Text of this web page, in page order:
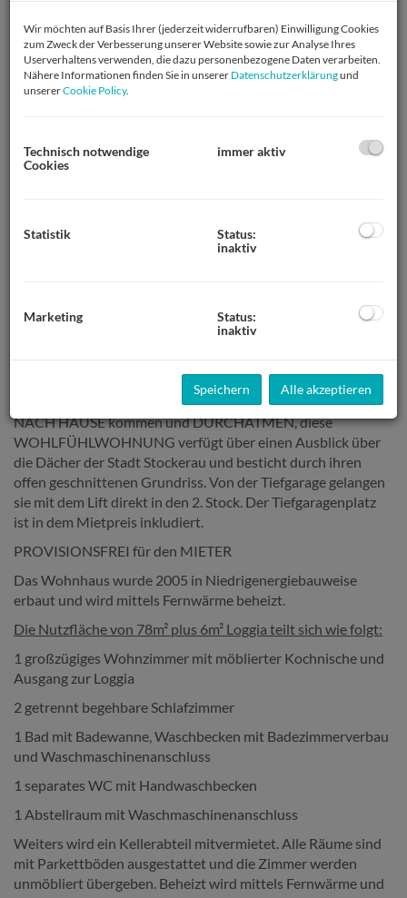
STIMMUNGSHOCH - helle 3 Zimmer mit Loggia und
NACH HAUSE kommen und DURCHATMEN, diese
WOHLFÜHLWOHNUNG verfügt über einen Ausblick über
die Dächer der Stadt Stockerau und besticht durch ihren
offen geschnittenen Grundriss. Von der Tiefgarage gelangen
sie mit dem Lift direkt in den 2. Stock. Der Tiefgaragenplatz
ist in dem Mietpreis inkludiert.
PROVISIONSFREI für den MIETER
Das Wohnhaus wurde 2005 in Niedrigenergiebauweise
erbaut und wird mittels Fernwärme beheizt.
Die Nutzfläche von 78m² plus 6m² Loggia teilt sich wie folgt:
1 großzügiges Wohnzimmer mit möblierter Kochnische und
Ausgang zur Loggia
2 getrennt begehbare Schlafzimmer
1 Bad mit Badewanne, Waschbecken mit Badezimmerverbau
und Waschmaschinenanschluss
1 separates WC mit Handwaschbecken
1 Abstellraum mit Waschmaschinenanschluss
Weiters wird ein Kellerabteil mitvermietet. Alle Räume sind
mit Parkettböden ausgestattet und die Zimmer werden
unmöbliert übergeben. Beheizt wird mittels Fernwärme und
Wir möchten auf Basis Ihrer (jederzeit widerrufbaren) Einwilligung Cookies
zum Zweck der Verbesserung unserer Website sowie zur Analyse Ihres
Userverhaltens verwenden, die dazu personenbezogene Daten verarbeiten.
Nähere Informationen finden Sie in unserer Datenschutzerklärungund
unsererCookie Policy.
Technisch notwendige
Cookies
immer aktiv
Statistik
Status:
inaktiv
Marketing
Status:
inaktiv
Speichern Alle akzeptieren